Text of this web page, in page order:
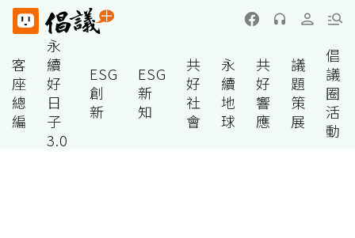
客
座
總
編
永
續
好
日
子
3.0
ESG
創
新
ESG
新
知
共
好
社
會
永
續
地
球
共
好
響
應
議
題
策
展
倡
議
圈
活
動